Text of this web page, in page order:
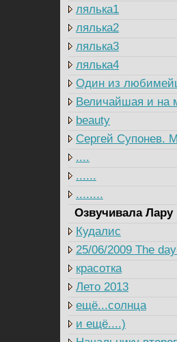
лялька1
лялька2
лялька3
лялька4
Один из
Величайшая и на
beauty
Сергей Супонев.
....
......
........
Озвучивала
Кудалис
25/06/2009 The
красотка
Лето 2013
ещё...солнца
и ещё....)